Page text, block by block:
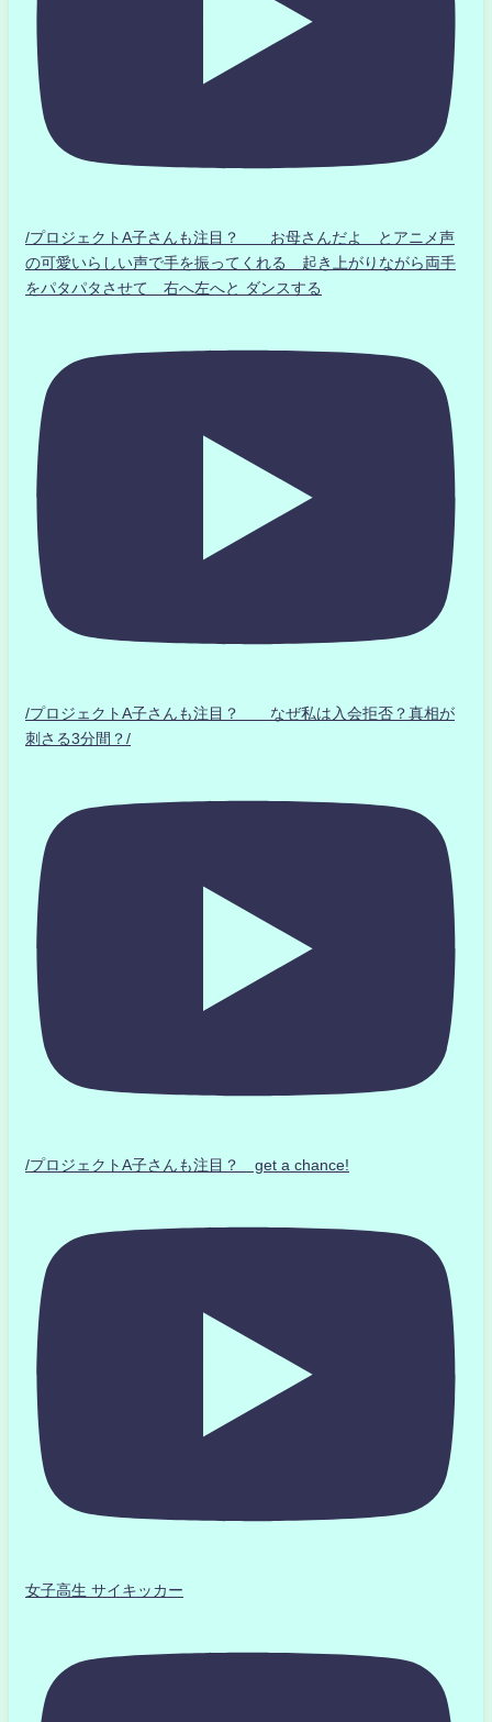
/プロジェクトA子さんも注目？ お母さんだよ とアニメ声
の可愛いらしい声で手を振ってくれる 起き上がりながら両手
をパタパタさせて 右へ左へと ダンスする
/プロジェクトA子さんも注目？ なぜ私は入会拒否？真相が
刺さる3分間？/
/プロジェクトA子さんも注目？ get a chance!
女子高生 サイキッカー